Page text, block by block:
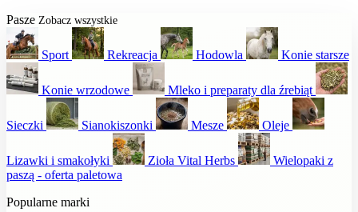
Pasze Zobacz wszystkie
Sport Rekreacja Hodowla Konie starsze
Konie wrzodowe Mleko i preparaty dla źrebiąt
Sieczki Sianokiszonki Mesze Oleje
Lizawki i smakołyki Zioła Vital Herbs
Wielopaki z
paszą - oferta paletowa
Popularne marki